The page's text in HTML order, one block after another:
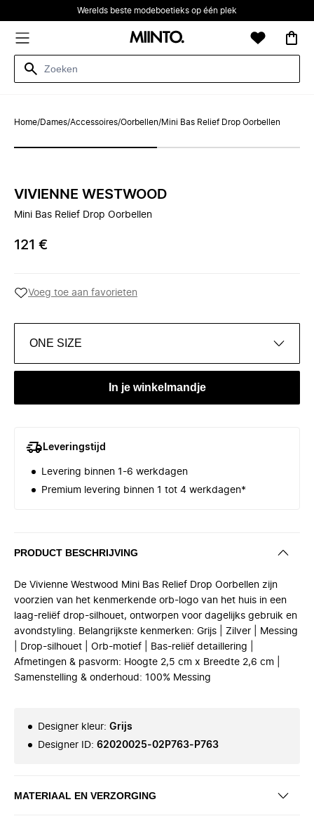
Werelds beste modeboetieks op één plek
Home/Dames/Accessoires/Oorbellen/Mini Bas Relief Drop Oorbellen
VIVIENNE WESTWOOD
Mini Bas Relief Drop Oorbellen
121 €
Voeg toe aan favorieten
ONE SIZE
In je winkelmandje
Leveringstijd
Levering binnen 1-6 werkdagen
Premium levering binnen 1 tot 4 werkdagen*
PRODUCT BESCHRIJVING
De Vivienne Westwood Mini Bas Relief Drop Oorbellen zijn
voorzien van het kenmerkende orb-logo van het huis in een
laag-reliëf drop-silhouet, ontworpen voor dagelijks gebruik en
avondstyling. Belangrijkste kenmerken: Grijs | Zilver | Messing
| Drop-silhouet | Orb-motief | Bas-reliëf detaillering |
Afmetingen & pasvorm: Hoogte 2,5 cm x Breedte 2,6 cm |
Samenstelling & onderhoud: 100% Messing
Designer kleur: Grijs
Designer ID: 62020025-02P763-P763
MATERIAAL EN VERZORGING